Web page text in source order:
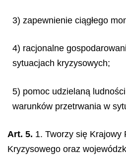
3) zapewnienie ciągłego
4) racjonalne
sytuacjach kryzysowych;
5) pomoc udzielaną
warunków przetrwania w
Art. 5. 1. Tworzy się Krajowy
Kryzysowego oraz